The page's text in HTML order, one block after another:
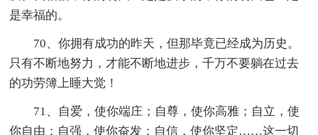
是幸福的。
70、你拥有成功的昨天，但那毕竟已经成为历史。
只有不断地努力，才能不断地进步，千万不要躺在过去
的功劳簿上睡大觉！
71、自爱，使你端庄；自尊，使你高雅；自立，使
你自由；自强，使你奋发；自信，使你坚定……这一切